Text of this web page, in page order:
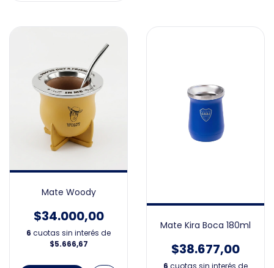
Mate Woody
$34.000,00
6 cuotas sin interés de
$5.666,67
Mate Kira Boca 180ml
$38.677,00
6 cuotas sin interés de